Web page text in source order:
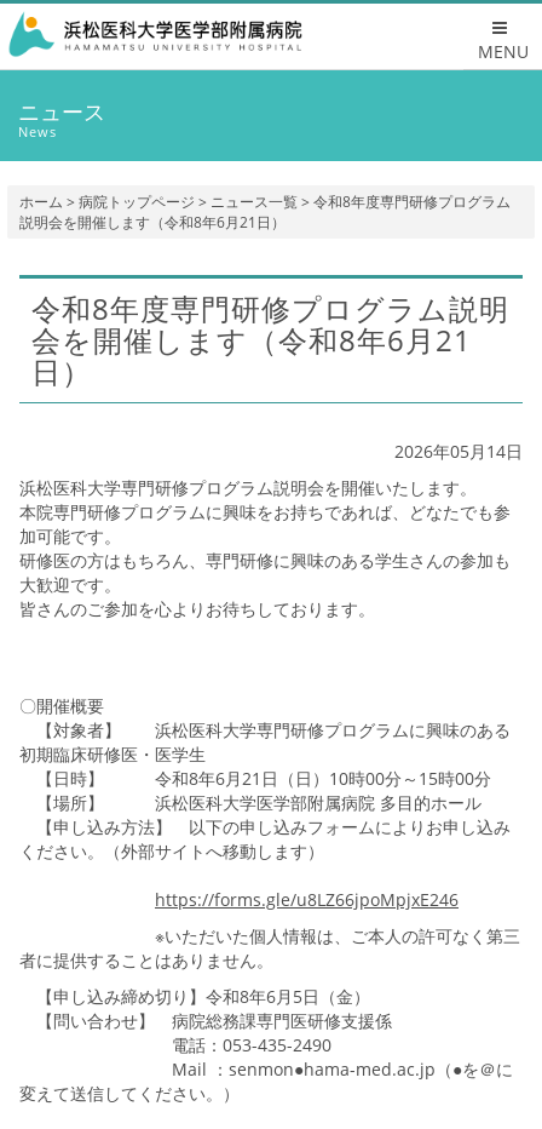
MENU
ニュース
News
ホーム > 病院トップページ > ニュース一覧> 令和8年度専門研修プログラム
説明会を開催します（令和8年6月21日）
令和8年度専門研修プログラム説明
会を開催します（令和8年6月21
日）
2026年05月14日
浜松医科大学専門研修プログラム説明会を開催いたします。
本院専門研修プログラムに興味をお持ちであれば、どなたでも参
加可能です。
研修医の方はもちろん、専門研修に興味のある学生さんの参加も
大歓迎です。
皆さんのご参加を心よりお待ちしております。
〇開催概要
【対象者】 浜松医科大学専門研修プログラムに興味のある
初期臨床研修医・医学生
【日時】 令和8年6月21日（日）10時00分～15時00分
【場所】 浜松医科大学医学部附属病院 多目的ホール
【申し込み方法】 以下の申し込みフォームによりお申し込み
ください。
（外部サイトへ移動します）
https://forms.gle/u8LZ66jpoMpjxE246
※いただいた個人情報は、ご本人の許可なく第三
者に提供することはありません。
【申し込み締め切り】令和8年6月5日（金）
【問い合わせ】 病院総務課専門医研修支援係
電話：053-435-2490
Mail ：senmon●hama-med.ac.jp（●を＠に
変えて送信してください。）